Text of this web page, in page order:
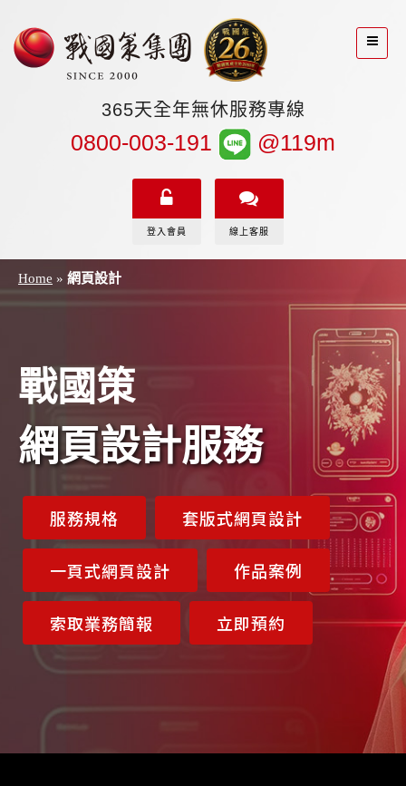
365天全年無休服務專線
0800-003-191 @119m
登入會員 線上客服
Home » 網頁設計
戰國策
網頁設計服務
服務規格 套版式網頁設計
一頁式網頁設計 作品案例
索取業務簡報 立即預約